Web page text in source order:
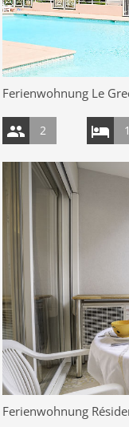
Ferienwohnung Le
2 1
Ferienwohnung